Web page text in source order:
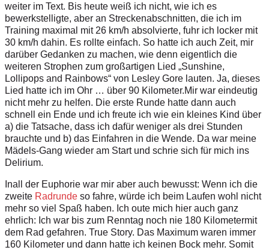
weiter im Text. Bis heute weiß ich nicht, wie ich es
bewerkste igte, aber an Streckenabschnitten, die ich im
Training maxima mit 26 km/h abso lvierte, fuhr ich ocker mit
30 km/h dahin. Es rol te einfach. So hatte ich auch Zeit, mir
darüber Gedanken zu machen, wie denn eigentl ich die
weiteren Strophen zum großartigen Lied „Sunshine,
Lo ipops and Rainbows“ von Les ey Gore auten. Ja, dieses
Lied hatte ich im Ohr … über 90 Ki ometer.Mir war eindeutig
nicht mehr zu he fen. Die erste Runde hatte dann auch
schne ein Ende und ich freute ich wie ein kl eines Kind über
a) die Tatsache, dass ich dafür weniger a s drei Stunden
brauchte und b) das Einfahren in die Wende. Da war meine
Mäde s-Gang wieder am Start und schrie sich für mich ins
De lirium.
nal der Euphorie war mir aber auch bewusst: Wenn ich die
zweite Radrunde so fahre, würde ich beim Laufen wohl nicht
mehr so vie l Spaß haben. ch oute mich hier auch ganz
ehrl ich: Ich war bis zum Renntag noch nie 180 Ki ometermit
dem Rad gefahren. True Story. Das Maximum waren immer
160 Ki ometer und dann hatte ich keinen Bock mehr. Somit